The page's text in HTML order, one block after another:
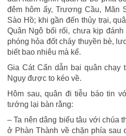
đêm hôm ấy, Trương Cầu, Mãn
Sào Hồ; khi gần đến thủy trại,
Quân Ngô bối rối, chưa kịp
phóng hỏa đốt cháy thuyền bè,
biết bao nhiêu mà kể.
Gia Cát Cẩn dẫn bại quân chạy
Ngụy được to kéo về.
Hôm sau, quân đi tiễu báo tin
tướng lại bàn rằng:
– Ta nên dâng biểu tâu với chúa
ở Phàn Thành về chặn phía sau